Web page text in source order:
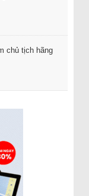
chủ tịch hãng